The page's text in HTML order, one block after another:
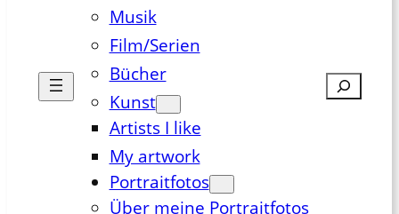
Musik
Film/Serien
Bücher
Kunst
Artists I like
My artwork
Portraitfotos
Über meine Portraitfotos
Suchen